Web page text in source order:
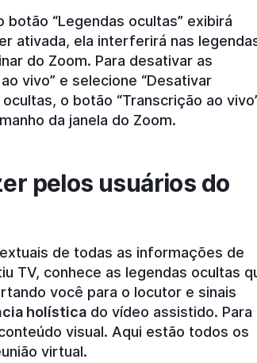
“Legendas ocultas” exibirá
ativada, ela interferirá nas
do Zoom. Para desativar as
vivo” e selecione “Desativar
o botão “Transcrição ao
da janela do Zoom.
pelos usuários do
de todas as informações de
TV, conhece as legendas ocultas
você para o locutor e sinais
holística do vídeo assistido. Para
visual. Aqui estão todos os
virtual.